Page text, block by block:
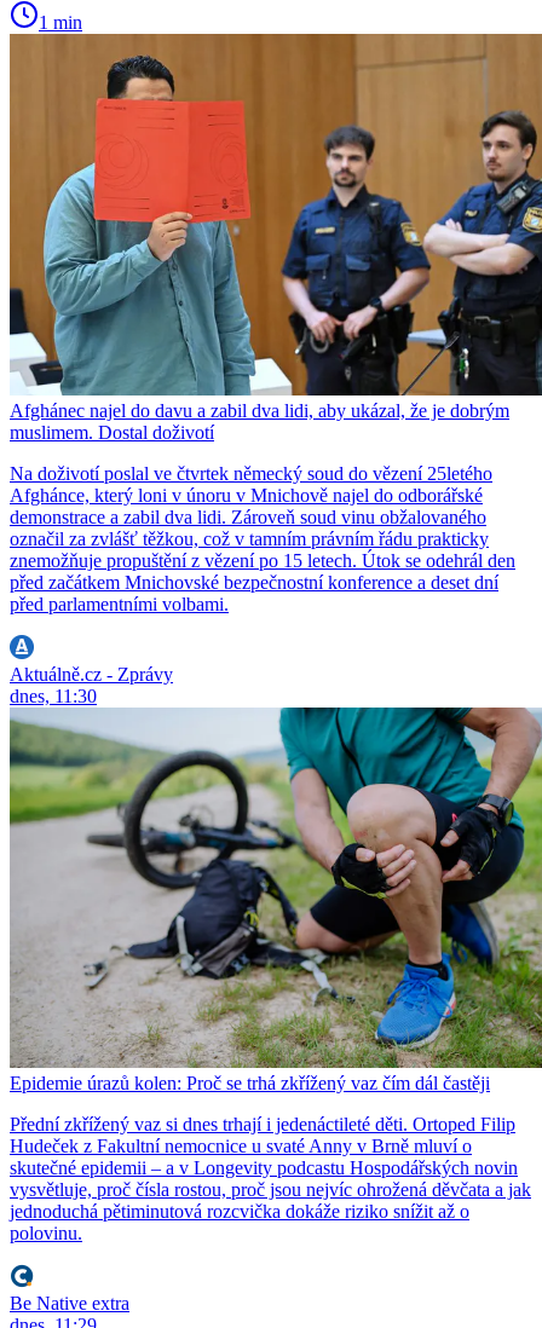
1 min
Afghánec najel do davu a zabil dva lidi, aby ukázal, že je dobrým
muslimem. Dostal doživotí
Na doživotí poslal ve čtvrtek německý soud do vězení 25letého
Afghánce, který loni v únoru v Mnichově najel do odborářské
demonstrace a zabil dva lidi. Zároveň soud vinu obžalovaného
označil za zvlášť těžkou, což v tamním právním řádu prakticky
znemožňuje propuštění z vězení po 15 letech. Útok se odehrál den
před začátkem Mnichovské bezpečnostní konference a deset dní
před parlamentními volbami.
Aktuálně.cz - Zprávy
dnes, 11:30
Epidemie úrazů kolen: Proč se trhá zkřížený vaz čím dál častěji
Přední zkřížený vaz si dnes trhají i jedenáctileté děti. Ortoped Filip
Hudeček z Fakultní nemocnice u svaté Anny v Brně mluví o
skutečné epidemii – a v Longevity podcastu Hospodářských novin
vysvětluje, proč čísla rostou, proč jsou nejvíc ohrožená děvčata a jak
jednoduchá pětiminutová rozcvička dokáže riziko snížit až o
polovinu.
Be Native extra